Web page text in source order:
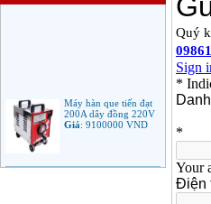
200A dây đồng 220V
Giá:9100000VND
Máy hàn que điện tử